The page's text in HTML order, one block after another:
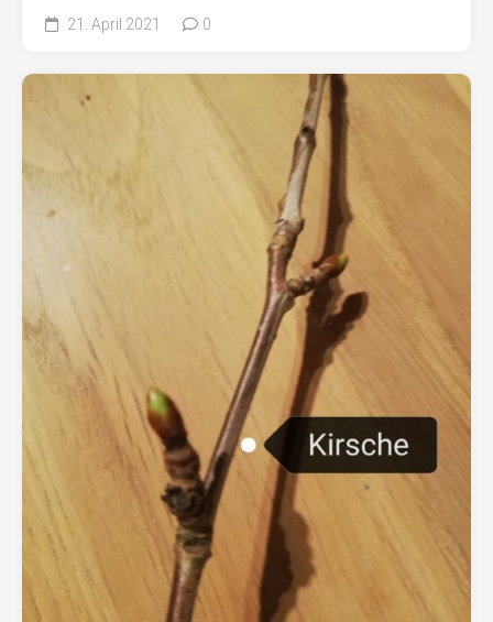
21. April 2021 0